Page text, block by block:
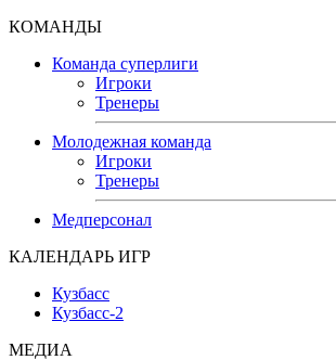
КОМАНДЫ
Команда суперлиги
Игроки
Тренеры
Молодежная команда
Игроки
Тренеры
Медперсонал
КАЛЕНДАРЬ ИГР
Кузбасс
Кузбасс-2
МЕДИА